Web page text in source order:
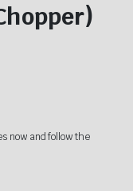
Chopper)
now and follow the